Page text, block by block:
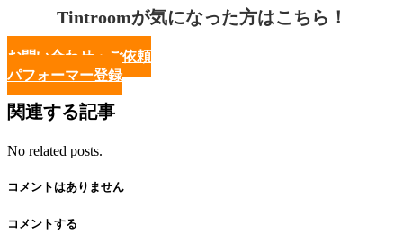
Tintroomが気になった方はこちら！
お問い合わせ・ご依頼
パフォーマー登録
関連する記事
No related posts.
コメントはありません
コメントする